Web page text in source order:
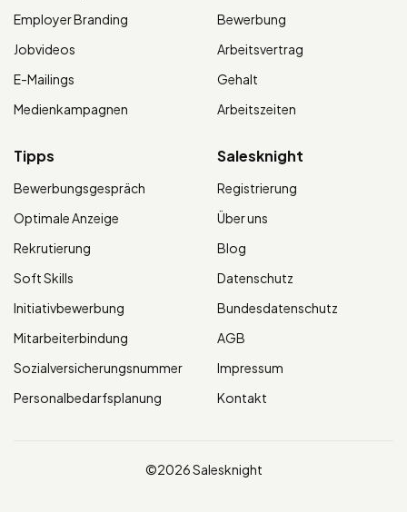
Employer Branding
Jobvideos
E-Mailings
Medienkampagnen
Bewerbung
Arbeitsvertrag
Gehalt
Arbeitszeiten
Tipps
Bewerbungsgespräch
Optimale Anzeige
Rekrutierung
Soft Skills
Initiativbewerbung
Mitarbeiterbindung
Sozialversicherungsnummer
Personalbedarfsplanung
Salesknight
Registrierung
Über uns
Blog
Datenschutz
Bundesdatenschutz
AGB
Impressum
Kontakt
©2026 Salesknight